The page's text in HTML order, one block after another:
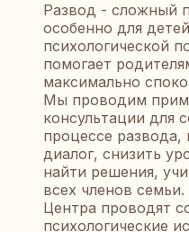
Развод - сложный
особенно для
психологической
помогает
максимально
Мы проводим
консультации для
процессе развода,
диалог, снизить
найти решения,
всех членов
Центра проводят
психологические